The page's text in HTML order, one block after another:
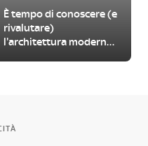
È tempo di conoscere (e
rivalutare)
l'architettura moderna